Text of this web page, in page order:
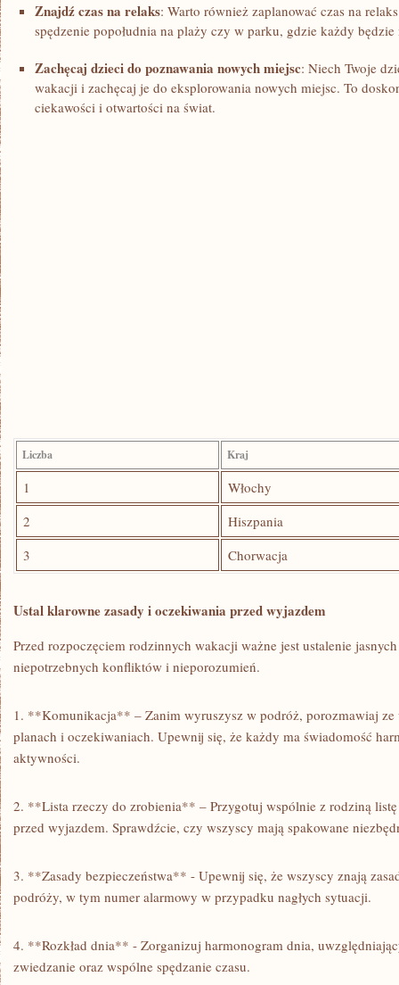
Znajdź czas⁤ na relaks: Warto również zaplanować czas na
spędzenie popołudnia na plaży czy w parku, gdzie każdy
Zachęcaj dzieci do poznawania nowych miejsc: Niech‌ Twoje⁢
wakacji i zachęcaj je ‌do eksplorowania nowych miejsc. To⁣
ciekawości i otwartości na świat.
Liczba Kraj
1
Włochy
2
Hiszpania
3
Chorwacja
Ustal​ klarowne zasady i‍ oczekiwania przed⁤ wyjazdem
Przed rozpoczęciem ⁤rodzinnych wakacji ważne jest ⁢ustalenie
niepotrzebnych konfliktów i‍ nieporozumień.⁣
1.⁣ **Komunikacja** – Zanim ⁤wyruszysz w podróż, porozmawiaj⁢ ze
planach i oczekiwaniach. Upewnij się, że ​każdy ma świadomość⁣
⁢aktywności.
2. **Lista⁢ rzeczy do ​zrobienia**‌ – Przygotuj wspólnie z rodziną
przed ⁤wyjazdem. Sprawdźcie, czy wszyscy‍ mają spakowane
3. **Zasady bezpieczeństwa** ⁤- Upewnij się, że wszyscy znają
podróży, w tym numer alarmowy w przypadku nagłych⁣ sytuacji.
4. **Rozkład dnia** -‍ Zorganizuj‍ harmonogram‍ dnia,
zwiedzanie oraz wspólne spędzanie ‍czasu.